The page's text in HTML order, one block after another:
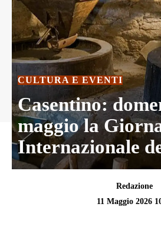
CULTURA E EVENTI
Casentino:
maggio la
Internazionale
Redazione
11 Maggio 2026